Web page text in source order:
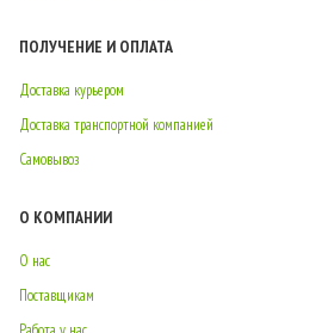
ПОЛУЧЕНИЕ И ОПЛАТА
Доставка курьером
Доставка транспортной компанией
Самовывоз
О КОМПАНИИ
О нас
Поставщикам